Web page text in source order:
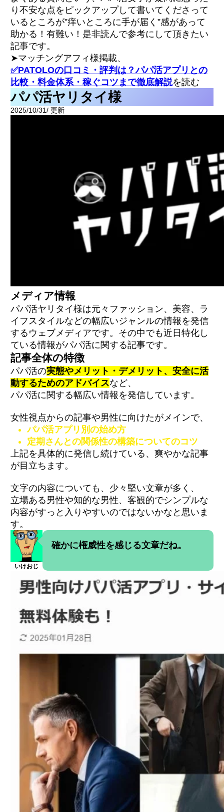
り不安な点をピックアップして書いてくださって
いるところが”痒いところに手が届く”感があって
助かる！有難い！是非読んで参考にして頂きたい
記事です。
➤マッチングアフィ様掲載、
✅PATOLOの口コミ・評判は？パパ活アプリとの
比較・料金体系・稼ぐコツまで徹底解説を読む
パパ活ヤリタイ様
2025/10/31/ 更新
メディア情報
パパ活ヤリタイ様は元々ファッション、美容、ラ
イフスタイルなどの幅広いジャンルの情報を発信
するウェブメディアです。その中でも近日特化し
ている情報がパパ活に関する記事です。
記事全体の特徴
パパ活の実態やメリット・デメリット、安全に活
動するためのアドバイスなど、
パパ活に関する幅広い情報を発信しています。
女性視点からの記事や男性に向けたがメインで、
パパ活アプリ別の始め方
定期さんとの関係性の構築についてのコツ
上記を具体的に発信し続けている、爽やかな記事
が目立ちます。
文字の内容についても、少々堅い文章が多く、
立場ある男性や知的な男性、客観的でシンプルな
内容がすっと入りやすいのではないかなと思いま
す。
いけおじ
確かに権威性を感じる文章だね。